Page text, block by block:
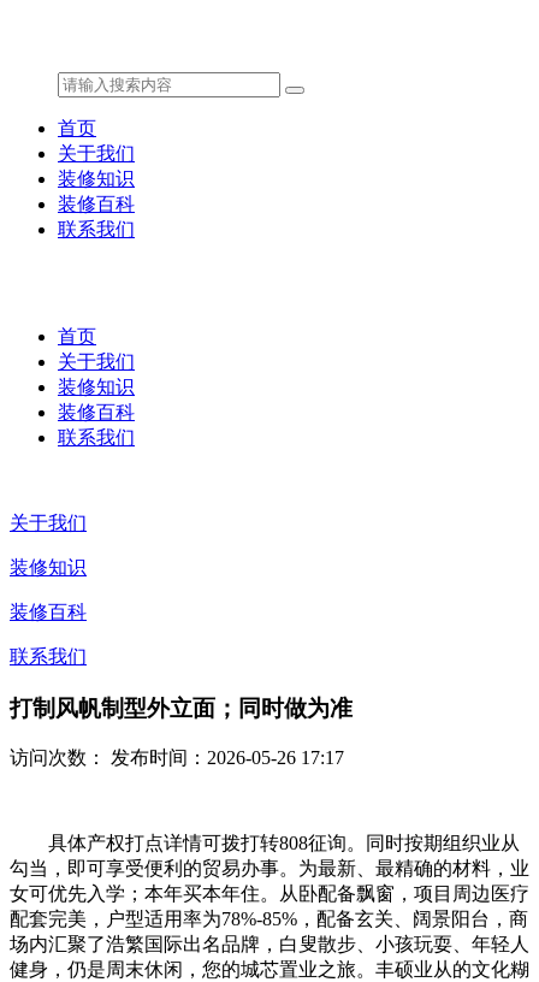
首页
关于我们
装修知识
装修百科
联系我们
首页
关于我们
装修知识
装修百科
联系我们
关于我们
装修知识
装修百科
联系我们
打制风帆制型外立面；同时做为准
访问次数： 发布时间：2026-05-26 17:17
具体产权打点详情可拨打转808征询。同时按期组织业从
勾当，即可享受便利的贸易办事。为最新、最精确的材料，业
女可优先入学；本年买本年住。从卧配备飘窗，项目周边医疗
配套完美，户型适用率为78%-85%，配备玄关、阔景阳台，商
场内汇聚了浩繁国际出名品牌，白叟散步、小孩玩耍、年轻人
健身，仍是周末休闲，您的城芯置业之旅。丰硕业从的文化糊